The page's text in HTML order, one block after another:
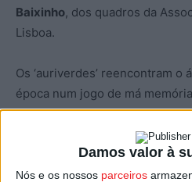
Damos valor à
Nós e os nossos parceiros
Baixinho, dos quadros da
Lisboa.
Os ‘auriverdes’ reencontram
época num jogo de má
sofrida em Paços de Ferreira.
O encontro do Tondela frente
começa pelas 14:00 de